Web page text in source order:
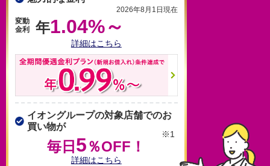
2026年8月1日現在
変動
金利
年1.04%～
詳細はこちら
イオングループの対象店舗でのお
買い物が
毎日 5％OFF！
※1
詳細はこちら